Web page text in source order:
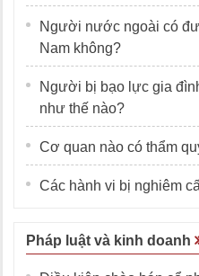
Người nước ngoài có
Nam không?
Người bị bạo lực gia
như thế nào?
Cơ quan nào có thẩm
Các hành vi bị nghiêm
Pháp luật và kinh doanh